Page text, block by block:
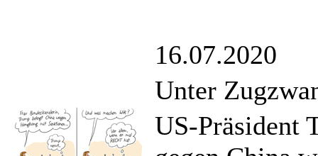
16.07.2020
Unter
US-Präsident